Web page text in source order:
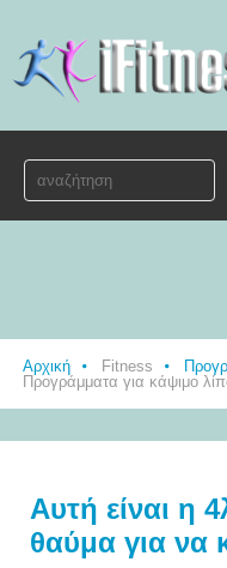
Αρχική Fitness
Προγράμματα για κάψιμο
Αυτή είναι η
θαύμα για να